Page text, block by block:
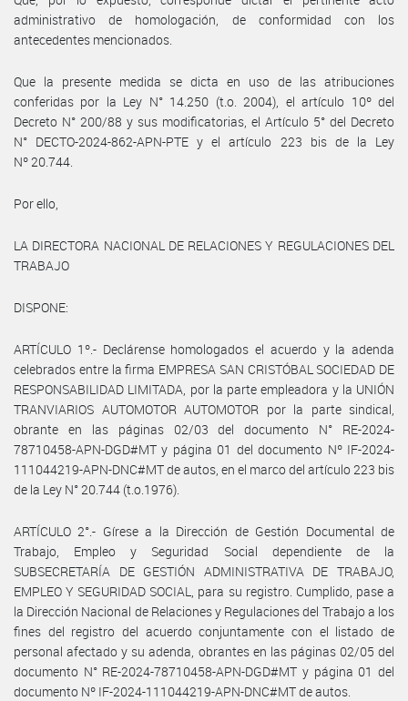
administrativo de homologación, de conformidad con los
antecedentes mencionados.
Que la presente medida se dicta en uso de las atribuciones
conferidas por la Ley N° 14.250 (t.o. 2004), el artículo 10º del
Decreto N° 200/88 y sus modificatorias, el Artículo 5° del Decreto
N° DECTO-2024-862-APN-PTE y el artículo 223 bis de la Ley
Nº 20.744.
Por ello,
LA DIRECTORA NACIONAL DE RELACIONES Y REGULACIONES DEL
TRABAJO
DISPONE:
ARTÍCULO 1º.- Declárense homologados el acuerdo y la adenda
celebrados entre la firma EMPRESA SAN CRISTÓBAL SOCIEDAD DE
RESPONSABILIDAD LIMITADA, por la parte empleadora y la UNIÓN
TRANVIARIOS AUTOMOTOR AUTOMOTOR por la parte sindical,
obrante en las páginas 02/03 del documento N° RE-2024-
78710458-APN-DGD#MT y página 01 del documento Nº IF-2024-
111044219-APN-DNC#MT de autos, en el marco del artículo 223 bis
de la Ley N° 20.744 (t.o.1976).
ARTÍCULO 2°.- Gírese a la Dirección de Gestión Documental de
Trabajo, Empleo y Seguridad Social dependiente de la
SUBSECRETARÍA DE GESTIÓN ADMINISTRATIVA DE TRABAJO,
EMPLEO Y SEGURIDAD SOCIAL, para su registro. Cumplido, pase a
la Dirección Nacional de Relaciones y Regulaciones del Trabajo a los
fines del registro del acuerdo conjuntamente con el listado de
personal afectado y su adenda, obrantes en las páginas 02/05 del
documento N° RE-2024-78710458-APN-DGD#MT y página 01 del
documento Nº IF-2024-111044219-APN-DNC#MT de autos.